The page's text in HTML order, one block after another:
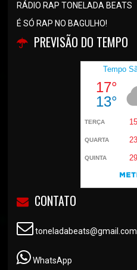
RÁDIO RAP TONELADA BEATS
É SÓ RAP NO BAGULHO!
PREVISÃO DO TEMPO
CONTATO
toneladabeats@gmail.com
WhatsApp